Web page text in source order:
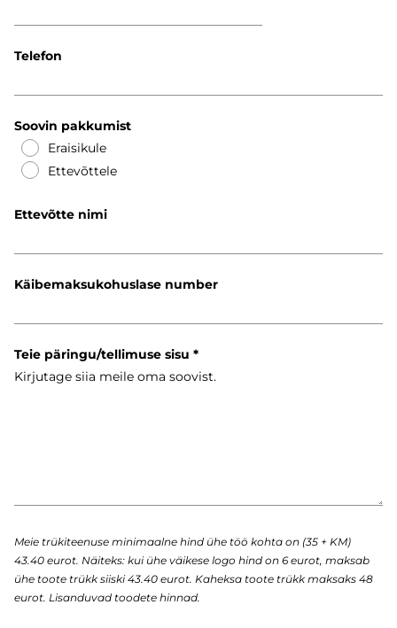
Telefon
Soovin pakkumist
Eraisikule
Ettevõttele
Ettevõtte nimi
Käibemaksukohuslase number
Teie päringu/tellimuse sisu
Meie trükiteenuse minimaalne hind ühe töö kohta on (35 + KM)
43.40 eurot. Näiteks: kui ühe väikese logo hind on 6 eurot, maksab
ühe toote trükk siiski 43.40 eurot. Kaheksa toote trükk maksaks 48
eurot. Lisanduvad toodete hinnad.